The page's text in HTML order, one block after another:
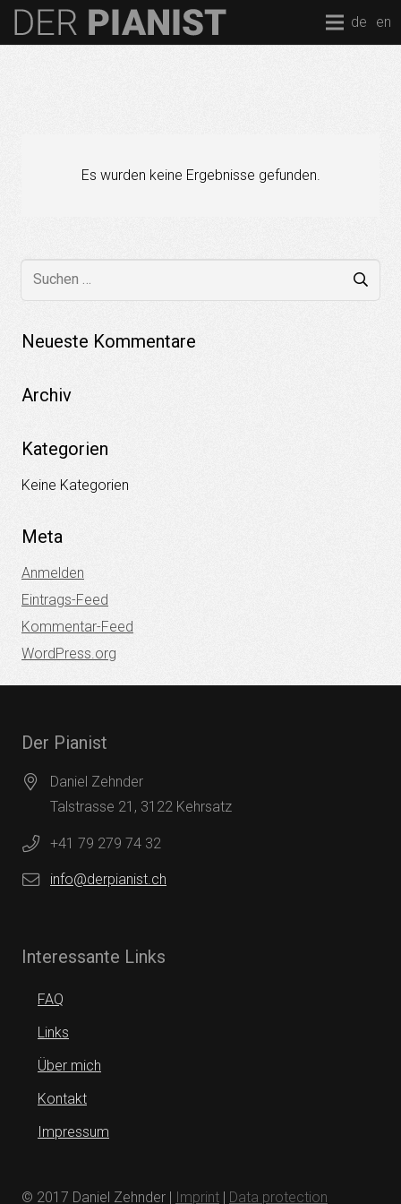
de en
Es wurden keine Ergebnisse gefunden.
Suchen
nach:
Neueste Kommentare
Archiv
Kategorien
Keine Kategorien
Meta
Anmelden
Eintrags-Feed
Kommentar-Feed
WordPress.org
Der Pianist
Daniel Zehnder
Talstrasse 21, 3122 Kehrsatz
+41 79 279 74 32
info@derpianist.ch
Interessante Links
FAQ
Links
Über mich
Kontakt
Impressum
© 2017 Daniel Zehnder | Imprint Data protection